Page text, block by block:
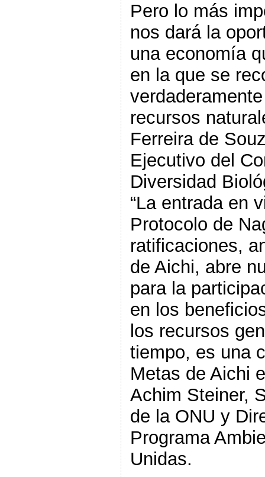
Pero lo más
nos dará la
una economía
en la que se
recursos
Ferreira de
Ejecutivo del
Diversidad
“La entrada en
Protocolo de
ratificaciones,
de Aichi, abre
para la
en los
los recursos
tiempo, es una
Metas de Aichi
Achim Steiner,
de la ONU y
Programa
Unidas.